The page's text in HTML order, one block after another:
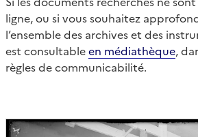
ligne, ou si vous souhaitez
l’ensemble des archives et des
est consultableen médiathèque,
règles de communicabilité.